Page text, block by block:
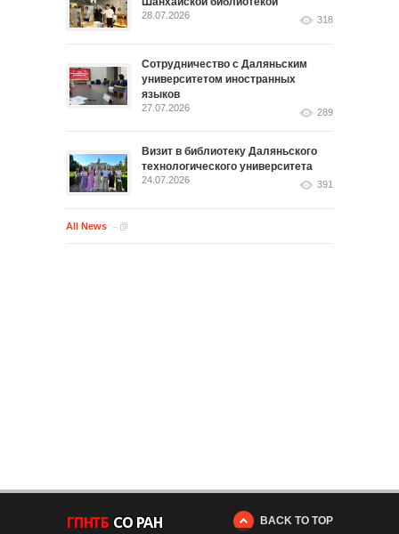
28.07.2026 318
Сотрудничество с Даляньским
университетом иностранных
языков
27.07.2026 289
Визит в библиотеку Даляньского
технологического университета
24.07.2026 391
All News
BACK TO TOP